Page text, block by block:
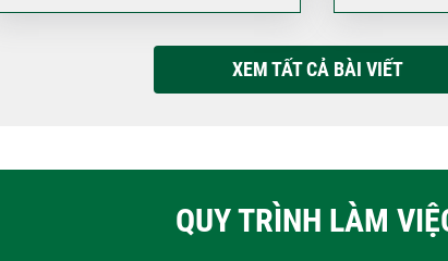
XEM TẤT CẢ BÀI VIẾT
QUY TRÌNH LÀM